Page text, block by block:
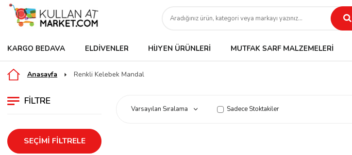
KARGO BEDAVA ELDIVENLER HIJYEN ÜRÜNLERI MUTFAK SARF MALZEMELERI
Anasayfa Renkli Kelebek Mandal
FILTRE
SEÇIMI FILTRELE
Sadece Stoktakiler